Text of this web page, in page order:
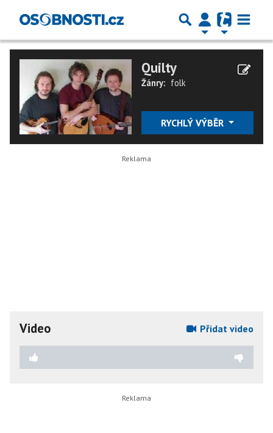
Quilty
Žánry: folk
RYCHLÝ VÝBĚR
Video Přidat video